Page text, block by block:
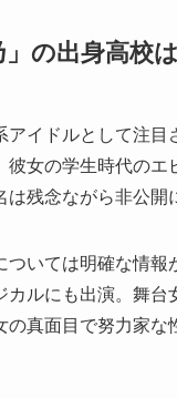
」の出身高校
アイドルとして注
彼女の学生時代のエ
は残念ながら非公開
ついては明確な情報
カルにも出演。舞
の真面目で努力家な